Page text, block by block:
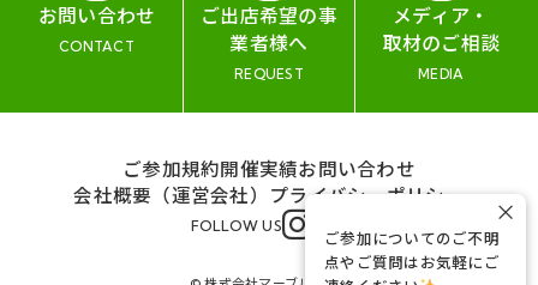
お問い合わせ
CONTACT
ご出店希望の事
業者様へ
REQUEST
メディア・
取材のご相談
MEDIA
ご参加規約開催実績お問い合わせ
会社概要（運営会社） プライバシーポリシー
FOLLOW US
ご参加についてのご不明
点やご質問はお気軽にご
×